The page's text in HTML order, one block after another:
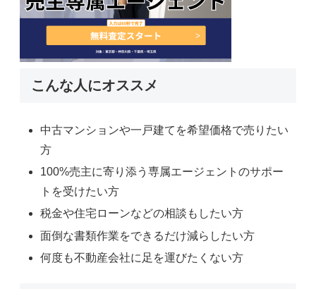
こんな人にオススメ
中古マンションや一戸建てを希望価格で売りたい
方
100%売主に寄り添う専属エージェントのサポー
トを受けたい方
税金や住宅ローンなどの相談もしたい方
面倒な書類作業をできるだけ減らしたい方
何度も不動産会社に足を運びたくない方